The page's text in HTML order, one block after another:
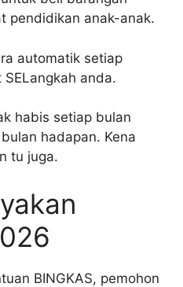
pendidikan anak-anak.
automatik setiap
anda.
habis setiap bulan
hadapan. Kena
tu juga.
BINGKAS, pemohon